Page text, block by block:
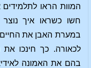
המוות הראו
חשו כשראו איך
במערת האבן את
לכאורה. כך חינכו את
בהם את האמונה